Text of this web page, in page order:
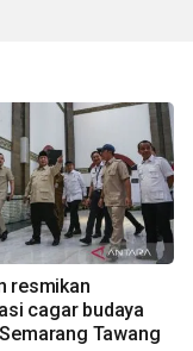
resmikan
cagar budaya
Tawang